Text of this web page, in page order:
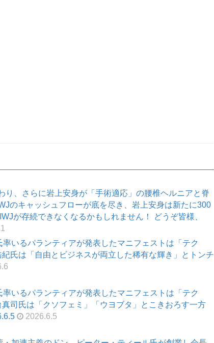
り、さらに岩上安身が「手術適応」の腰椎ヘルニアと脊
のキャッシュフローが底を尽き、岩上安身は新たに300
が存続できなくなるかもしれません！ どうぞ皆様、
率いるパランティアが発表したマニフェストは「テク
氏は「自由とビジネスが両立した稀有な輝き」とトンチ
率いるパランティアが発表したマニフェストは「テク
司氏は「クソフェミ」「ウヨブタ」とこきおろす一方
2026.6.5